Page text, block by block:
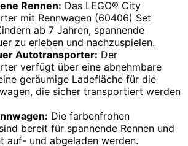
Rennen: Das LEGO® City
mit Rennwagen (60406) Set
ab 7 Jahren, spannende
zu erleben und nachzuspielen.
Autotransporter: Der
verfügt über eine abnehmbare
geräumige Ladefläche für die
die sicher transportiert werden
Die farbenfrohen
bereit für spannende Rennen und
auf- und abgeladen werden.